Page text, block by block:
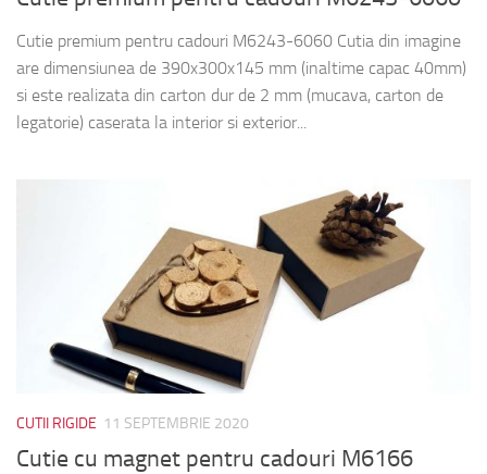
Cutie premium pentru cadouri M6243-6060 Cutia din imagine
are dimensiunea de 390x300x145 mm (inaltime capac 40mm)
si este realizata din carton dur de 2 mm (mucava, carton de
legatorie) caserata la interior si exterior...
CUTII RIGIDE 11 SEPTEMBRIE 2020
Cutie cu magnet pentru cadouri M6166